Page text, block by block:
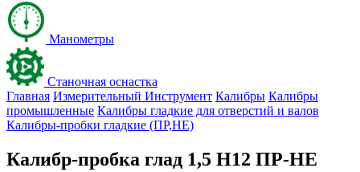
Манометры
Станочная оснастка
Главная Измерительный Инструмент Калибры Калибры
промышленные Калибры гладкие для отверстий и валов
Калибры-пробки гладкие (ПР,НЕ)
Калибр-пробка глад 1,5 H12 ПР-НЕ